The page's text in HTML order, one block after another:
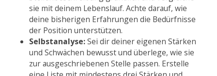
sie mit deinem Lebenslauf. Achte darauf, wie
deine bisherigen Erfahrungen die Bedürfnisse
der Position unterstützen.
Selbstanalyse:Sei dir deiner eigenen Stärken
und Schwächen bewusst und überlege, wie sie
zur ausgeschriebenen Stelle passen. Erstelle